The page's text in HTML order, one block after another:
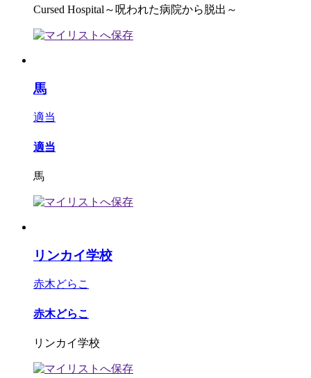
Cursed Hospital～呪われた病院から脱出～
馬
適当
適当
馬
リンカイ学校
赤木どらこ
赤木どらこ
リンカイ学校